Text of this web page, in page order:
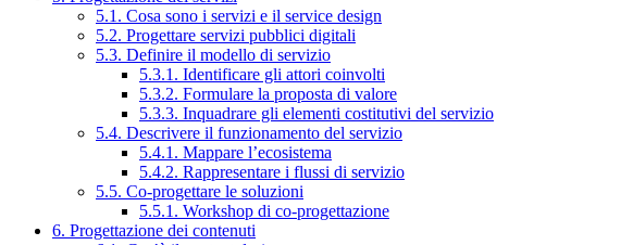
5.1. Cosa sono i servizi e il service design
5.2. Progettare servizi pubblici digitali
5.3. Definire il modello di servizio
5.3.1. Identificare gli attori coinvolti
5.3.2. Formulare la proposta di valore
5.3.3. Inquadrare gli elementi costitutivi del servizio
5.4. Descrivere il funzionamento del servizio
5.4.1. Mappare l’ecosistema
5.4.2. Rappresentare i flussi di servizio
5.5. Co-progettare le soluzioni
5.5.1. Workshop di co-progettazione
6. Progettazione dei contenuti